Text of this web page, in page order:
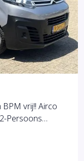
vrij!! Airco
Persoons
!!